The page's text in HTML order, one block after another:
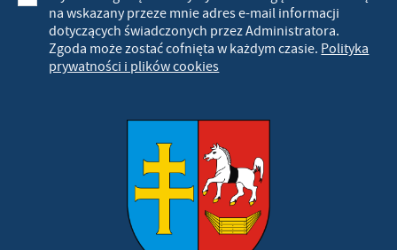
na wskazany przeze mnie adres e-mail informacji
dotyczących świadczonych przez Administratora.
Zgoda może zostać cofnięta w każdym czasie. Polityka
prywatności i plików cookies